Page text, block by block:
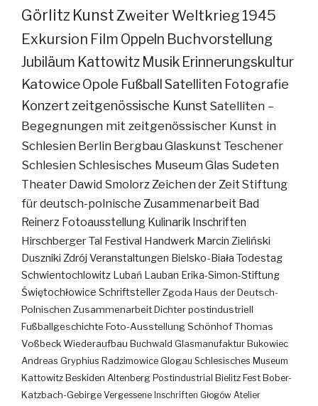
Görlitz KunstZweiter Weltkrieg 1945
Exkursion Film Oppeln Buchvorstellung
Jubiläum Kattowitz Musik Erinnerungskultur
KatowiceOpole FußballSatelliten Fotografie
Konzertzeitgenössische Kunst Satelliten –
Begegnungen mit zeitgenössischer Kunst in
Schlesien Berlin BergbauGlaskunst Teschener
Schlesien Schlesisches MuseumGlas Sudeten
Theater Dawid SmolorzZeichen der Zeit Stiftung
für deutsch-polnische Zusammenarbeit Bad
Reinerz Fotoausstellung Kulinarik Inschriften
Hirschberger Tal Festival Handwerk Marcin Zieliński
Duszniki Zdrój Veranstaltungen Bielsko-Biała Todestag
Schwientochlowitz Lubań Lauban Erika-Simon-Stiftung
Świętochłowice SchriftstellerZgoda Haus der Deutsch-
Polnischen ZusammenarbeitDichterpostindustriell
Fußballgeschichte Foto-AusstellungSchönhofThomas
VoßbeckWiederaufbau Buchwald Glasmanufaktur Bukowiec
Andreas Gryphius Radzimowice Glogau Schlesisches Museum
Kattowitz Beskiden Altenberg Postindustrial Bielitz Fest Bober-
Katzbach-Gebirge Vergessene Inschriften Głogów Atelier